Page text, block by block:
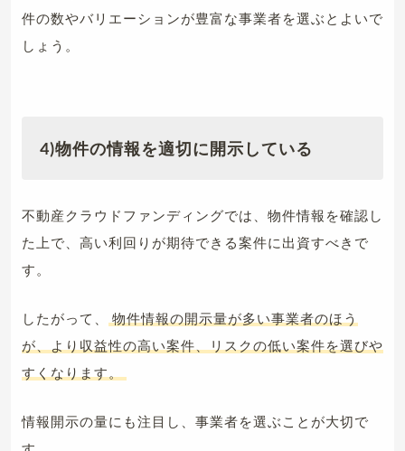
件の数やバリエーションが豊富な事業者を選ぶとよいで
しょう。
4)物件の情報を適切に開示している
不動産クラウドファンディングでは、物件情報を確認し
た上で、高い利回りが期待できる案件に出資すべきで
す。
したがって、
物件情報の開示量が多い事業者のほう
が、より収益性の高い案件、リスクの低い案件を選びや
すくなります。
情報開示の量にも注目し、事業者を選ぶことが大切で